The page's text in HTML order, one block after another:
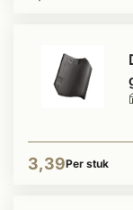
3,39Per stuk